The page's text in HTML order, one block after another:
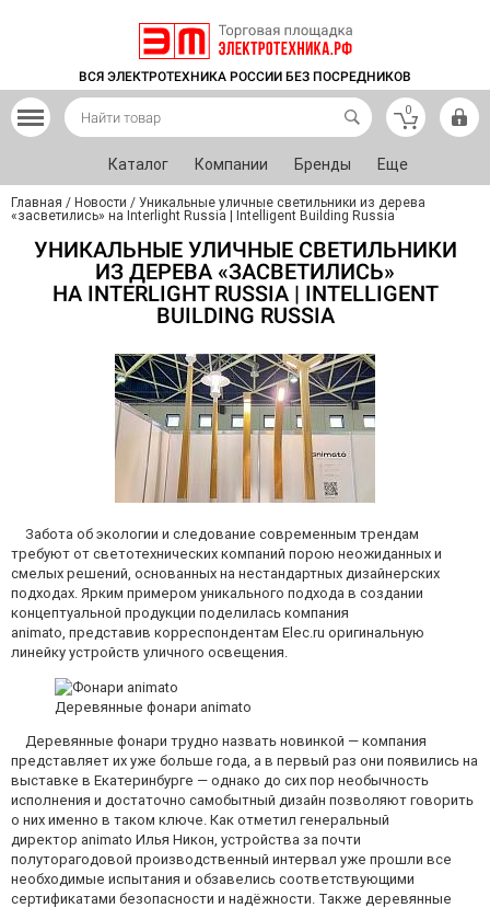
ВСЯ ЭЛЕКТРОТЕХНИКА РОССИИ БЕЗ ПОСРЕДНИКОВ
0
Каталог Компании Бренды Еще
Главная / Новости / Уникальные уличные светильники из дерева
«засветились» на Interlight Russia | Intelligent Building Russia
УНИКАЛЬНЫЕ УЛИЧНЫЕ СВЕТИЛЬНИКИ
ИЗ ДЕРЕВА «ЗАСВЕТИЛИСЬ»
НА INTERLIGHT RUSSIA | INTELLIGENT
BUILDING RUSSIA
Забота об экологии и следование современным трендам
требуют от светотехнических компаний порою неожиданных и
смелых решений, основанных на нестандартных дизайнерских
подходах. Ярким примером уникального подхода в создании
концептуальной продукции поделилась компания
animato, представив корреспондентам Elec.ru оригинальную
линейку устройств уличного освещения.
Деревянные фонари animato
Деревянные фонари трудно назвать новинкой — компания
представляет их уже больше года, а в первый раз они появились на
выставке в Екатеринбурге — однако до сих пор необычность
исполнения и достаточно самобытный дизайн позволяют говорить
о них именно в таком ключе. Как отметил генеральный
директор animato Илья Никон, устройства за почти
полуторагодовой производственный интервал уже прошли все
необходимые испытания и обзавелись соответствующими
сертификатами безопасности и надёжности. Также деревянные